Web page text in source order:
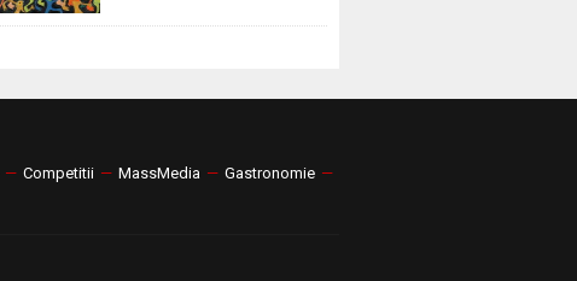
— Competitii — MassMedia — Gastronomie —